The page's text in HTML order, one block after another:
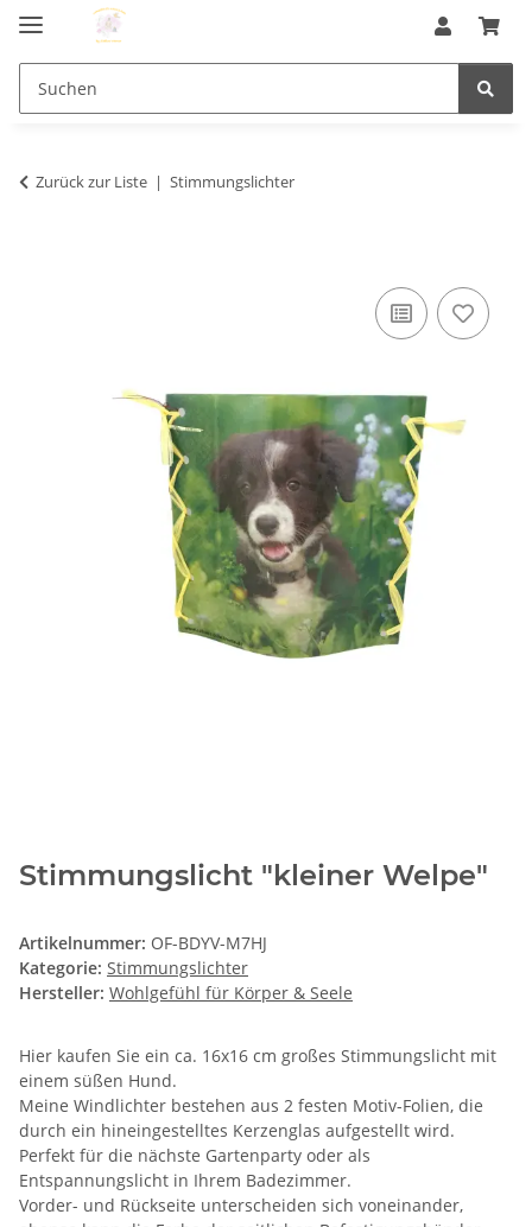
Zurück zur Liste Stimmungslichter
Stimmungslicht "kleiner Welpe"
Artikelnummer: OF-BDYV-M7HJ
Kategorie: Stimmungslichter
Hersteller: Wohlgefühl für Körper & Seele
Hier kaufen Sie ein ca. 16x16 cm großes Stimmungslicht mit
einem süßen Hund.
Meine Windlichter bestehen aus 2 festen Motiv-Folien, die
durch ein hineingestelltes Kerzenglas aufgestellt wird.
Perfekt für die nächste Gartenparty oder als
Entspannungslicht in Ihrem Badezimmer.
Vorder- und Rückseite unterscheiden sich voneinander,